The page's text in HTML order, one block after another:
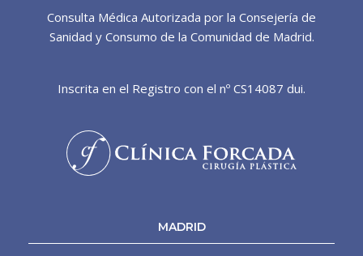
Consulta Médica Autorizada por la Consejería de
Sanidad y Consumo de la Comunidad de Madrid.
Inscrita en el Registro con el nº CS14087 dui.
MADRID